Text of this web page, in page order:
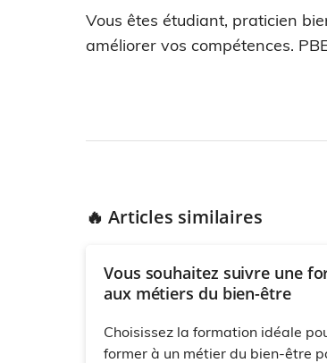
Vous êtes étudiant, praticien
améliorer vos compétences.
🔥 Articles similaires
Vous souhaitez suivre une
aux métiers du bien-être
Choisissez la formation idéale
former à un métier du bien-être